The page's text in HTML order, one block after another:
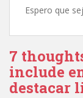
Espero que
7
include
destacar